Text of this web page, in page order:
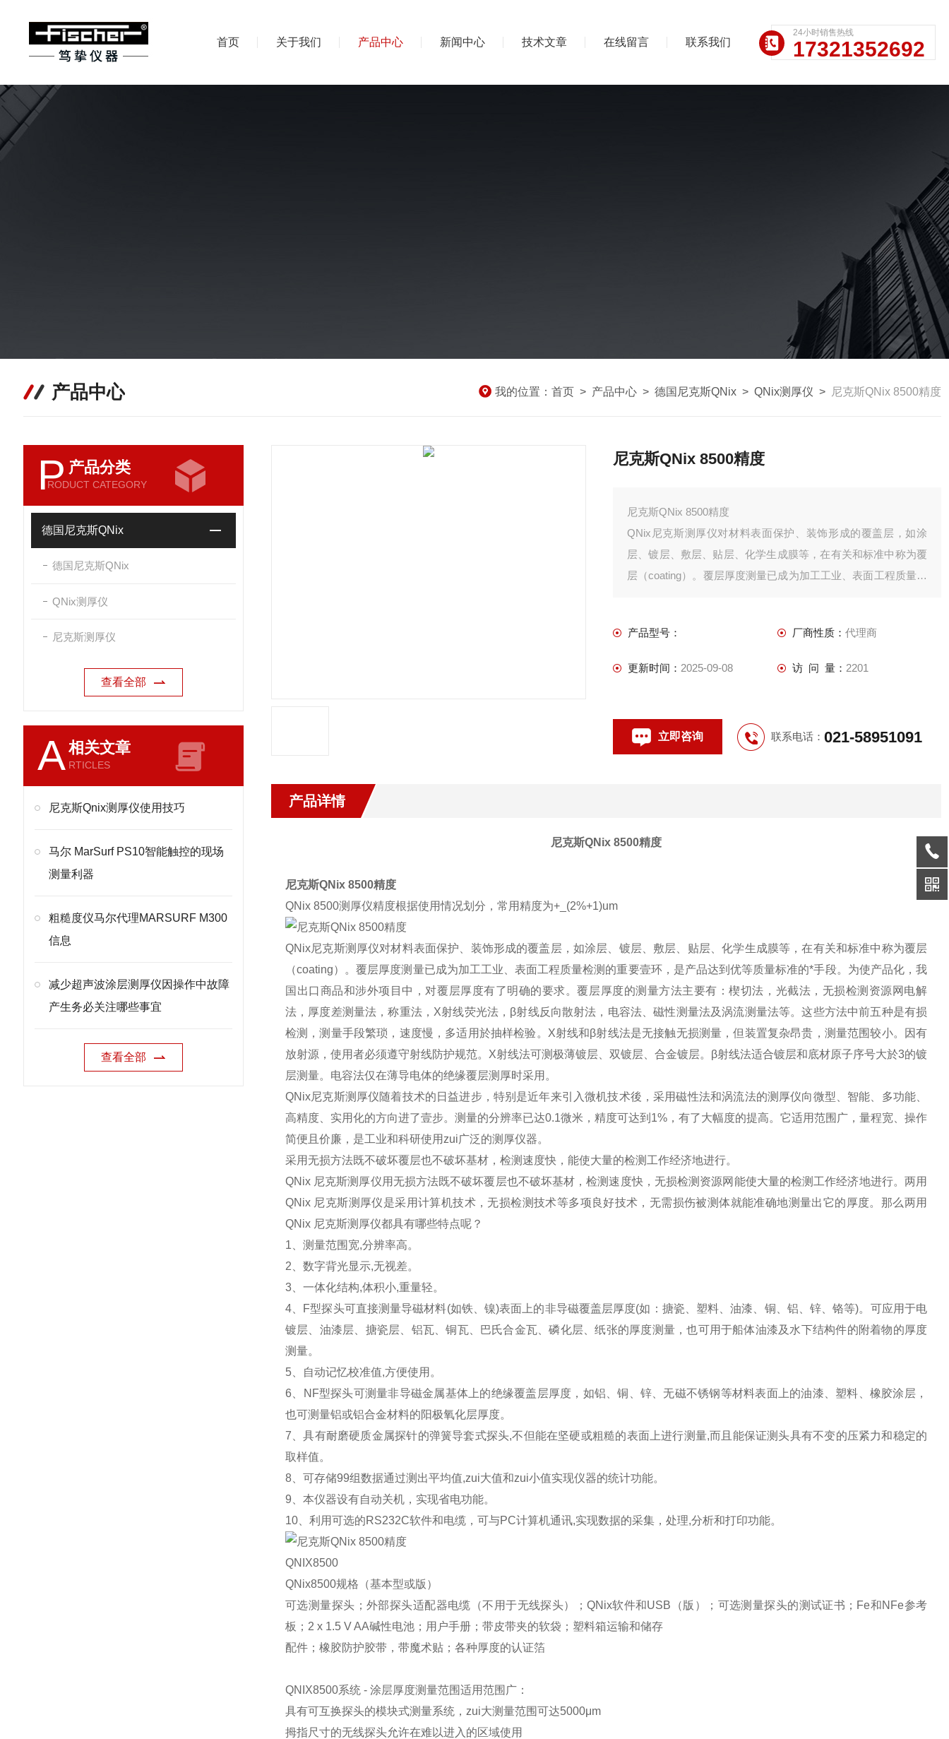
首页 关于我们 产品中心 新闻中心 技术文章 在线留言 联系我们
24小时销售热线
17321352692
产品中心 我的位置： 首页 > 产品中心 > 德国尼克斯QNix > QNix测厚仪 > 尼克斯QNix 8500精度
P 产品分类
RODUCT CATEGORY
德国尼克斯QNix
德国尼克斯QNix
QNix测厚仪
尼克斯测厚仪
查看全部
A相关文章
RTICLES
尼克斯Qnix测厚仪使用技巧
马尔 MarSurf PS10智能触控的现场
测量利器
粗糙度仪马尔代理MARSURF M300
信息
减少超声波涂层测厚仪因操作中故障
产生务必关注哪些事宜
查看全部
尼克斯QNix 8500精度
尼克斯QNix 8500精度
QNix尼克斯测厚仪对材料表面保护、装饰形成的覆盖层，如涂
层、镀层、敷层、贴层、化学生成膜等，在有关和标准中称为覆
层（coating）。覆层厚度测量已成为加工工业、表面工程质量检
产品型号： 厂商性质： 代理商
更新时间： 2025-09-08 访 问 量： 2201
立即咨询 联系电话： 021-58951091
产品详情
尼克斯QNix 8500精度
尼克斯QNix 8500精度
QNix 8500测厚仪精度根据使用情况划分，常用精度为+_(2%+1)um
QNix尼克斯测厚仪对材料表面保护、装饰形成的覆盖层，如涂层、镀层、敷层、贴层、化学生成膜等，在有关和标准中称为覆层
（coating）。覆层厚度测量已成为加工工业、表面工程质量检测的重要壹环，是产品达到优等质量标准的*手段。为使产品化，我
国出口商品和涉外项目中，对覆层厚度有了明确的要求。覆层厚度的测量方法主要有：楔切法，光截法，无损检测资源网电解
法，厚度差测量法，称重法，X射线荧光法，β射线反向散射法，电容法、磁性测量法及涡流测量法等。这些方法中前五种是有损
检测，测量手段繁琐，速度慢，多适用於抽样检验。X射线和β射线法是无接触无损测量，但装置复杂昂贵，测量范围较小。因有
放射源，使用者必须遵守射线防护规范。X射线法可测极薄镀层、双镀层、合金镀层。β射线法适合镀层和底材原子序号大於3的镀
层测量。电容法仅在薄导电体的绝缘覆层测厚时采用。
QNix尼克斯测厚仪随着技术的日益进步，特别是近年来引入微机技术後，采用磁性法和涡流法的测厚仪向微型、智能、多功能、
高精度、实用化的方向进了壹步。测量的分辨率已达0.1微米，精度可达到1%，有了大幅度的提高。它适用范围广，量程宽、操作
简便且价廉，是工业和科研使用zui广泛的测厚仪器。
采用无损方法既不破坏覆层也不破坏基材，检测速度快，能使大量的检测工作经济地进行。
QNix 尼克斯测厚仪用无损方法既不破坏覆层也不破坏基材，检测速度快，无损检测资源网能使大量的检测工作经济地进行。两用
QNix 尼克斯测厚仪是采用计算机技术，无损检测技术等多项良好技术，无需损伤被测体就能准确地测量出它的厚度。那么两用
QNix 尼克斯测厚仪都具有哪些特点呢？
1、测量范围宽,分辨率高。
2、数字背光显示,无视差。
3、一体化结构,体积小,重量轻。
4、F型探头可直接测量导磁材料(如铁、镍)表面上的非导磁覆盖层厚度(如：搪瓷、塑料、油漆、铜、铝、锌、铬等)。可应用于电
镀层、油漆层、搪瓷层、铝瓦、铜瓦、巴氏合金瓦、磷化层、纸张的厚度测量，也可用于船体油漆及水下结构件的附着物的厚度
测量。
5、自动记忆校准值,方便使用。
6、NF型探头可测量非导磁金属基体上的绝缘覆盖层厚度，如铝、铜、锌、无磁不锈钢等材料表面上的油漆、塑料、橡胶涂层，
也可测量铝或铝合金材料的阳极氧化层厚度。
7、具有耐磨硬质金属探针的弹簧导套式探头,不但能在坚硬或粗糙的表面上进行测量,而且能保证测头具有不变的压紧力和稳定的
取样值。
8、可存储99组数据通过测出平均值,zui大值和zui小值实现仪器的统计功能。
9、本仪器设有自动关机，实现省电功能。
10、利用可选的RS232C软件和电缆，可与PC计算机通讯,实现数据的采集，处理,分析和打印功能。
QNIX8500
QNix8500规格（基本型或版）
可选测量探头；外部探头适配器电缆（不用于无线探头）；QNix软件和USB（版）；可选测量探头的测试证书；Fe和NFe参考
板；2 x 1.5 V AA碱性电池；用户手册；带皮带夹的软袋；塑料箱运输和储存
配件；橡胶防护胶带，带魔术贴；各种厚度的认证箔
QNIX8500系统 - 涂层厚度测量范围适用范围广：
具有可互换探头的模块式测量系统，zui大测量范围可达5000μm
拇指尺寸的无线探头允许在难以进入的区域使用